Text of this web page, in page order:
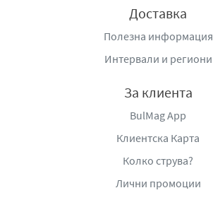
Доставка
Полезна информация
Интервали и региони
За клиента
BulMag App
Клиентска Карта
Колко струва?
Лични промоции